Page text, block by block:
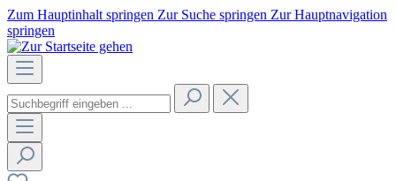
Zum Hauptinhalt springen Zur Suche springen Zur Hauptnavigation
springen